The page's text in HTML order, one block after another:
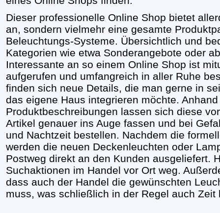
Dieser professionelle Online Shop bietet
an, sondern vielmehr eine gesamte
Beleuchtungs-Systeme. Übersichtlich und
Kategorien wie etwa Sonderangebote oder
Interessante an so einem Online Shop ist
aufgerufen und umfangreich in aller Ruhe
finden sich neue Details, die man gerne in
das eigene Haus integrieren möchte.
Produktbeschreibungen lassen sich diese
Artikel genauer ins Auge fassen und bei
und Nachtzeit bestellen. Nachdem die
werden die neuen Deckenleuchten oder
Postweg direkt an den Kunden ausgeliefert.
Suchaktionen im Handel vor Ort weg.
dass auch der Handel die gewünschten
muss, was schließlich in der Regel auch Zeit